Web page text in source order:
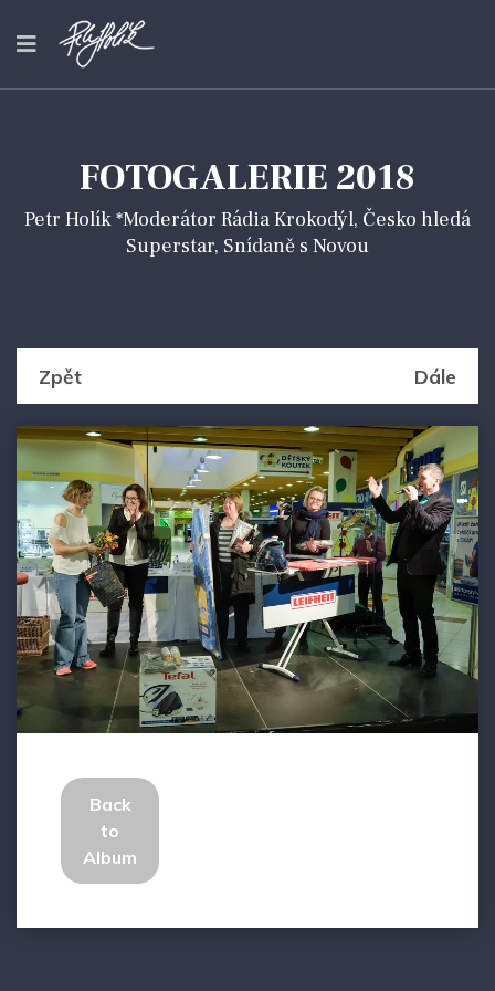
FOTOGALERIE 2018
Petr Holík *Moderátor Rádia Krokodýl, Česko hledá
Superstar, Snídaně s Novou
Zpět Dále
Back
to
Album